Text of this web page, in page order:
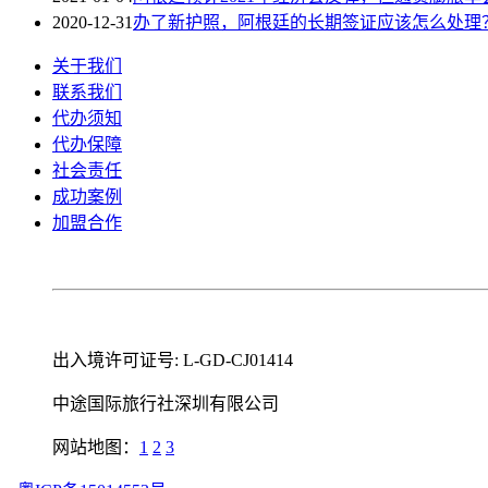
2020-12-31 办了新护照，阿根廷的长期签证应该怎么处理
关于我们
联系我们
代办须知
代办保障
社会责任
成功案例
加盟合作
出入境许可证号: L-GD-CJ01414
中途国际旅行社深圳有限公司
网站地图： 1 2 3